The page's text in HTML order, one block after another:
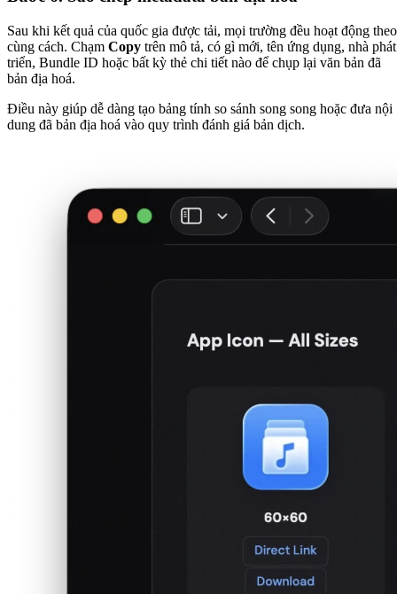
Sau khi kết quả của quốc gia được tải, mọi trường đều hoạt động theo
cùng cách. Chạm Copy trên mô tả, có gì mới, tên ứng dụng, nhà phát
triển, Bundle ID hoặc bất kỳ thẻ chi tiết nào để chụp lại văn bản đã
bản địa hoá.
Điều này giúp dễ dàng tạo bảng tính so sánh song song hoặc đưa nội
dung đã bản địa hoá vào quy trình đánh giá bản dịch.